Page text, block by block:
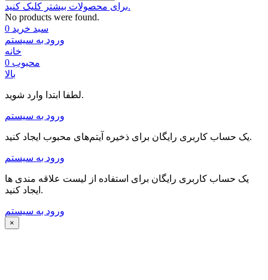
برای محصولات بیشتر کلیک کنید.
No products were found.
سبد خرید 0
ورود به سیستم
خانه
محبوب 0
بالا
لطفا ابتدا وارد شوید.
ورود به سیستم
یک حساب کاربری رایگان برای ذخیره آیتم‌های محبوب ایجاد کنید.
ورود به سیستم
یک حساب کاربری رایگان برای استفاده از لیست علاقه مندی ها
ایجاد کنید.
ورود به سیستم
×